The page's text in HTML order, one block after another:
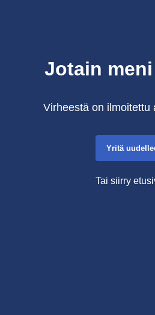
Jotain
Virheestä on ilmoitettu
Yritä
Tai siirry